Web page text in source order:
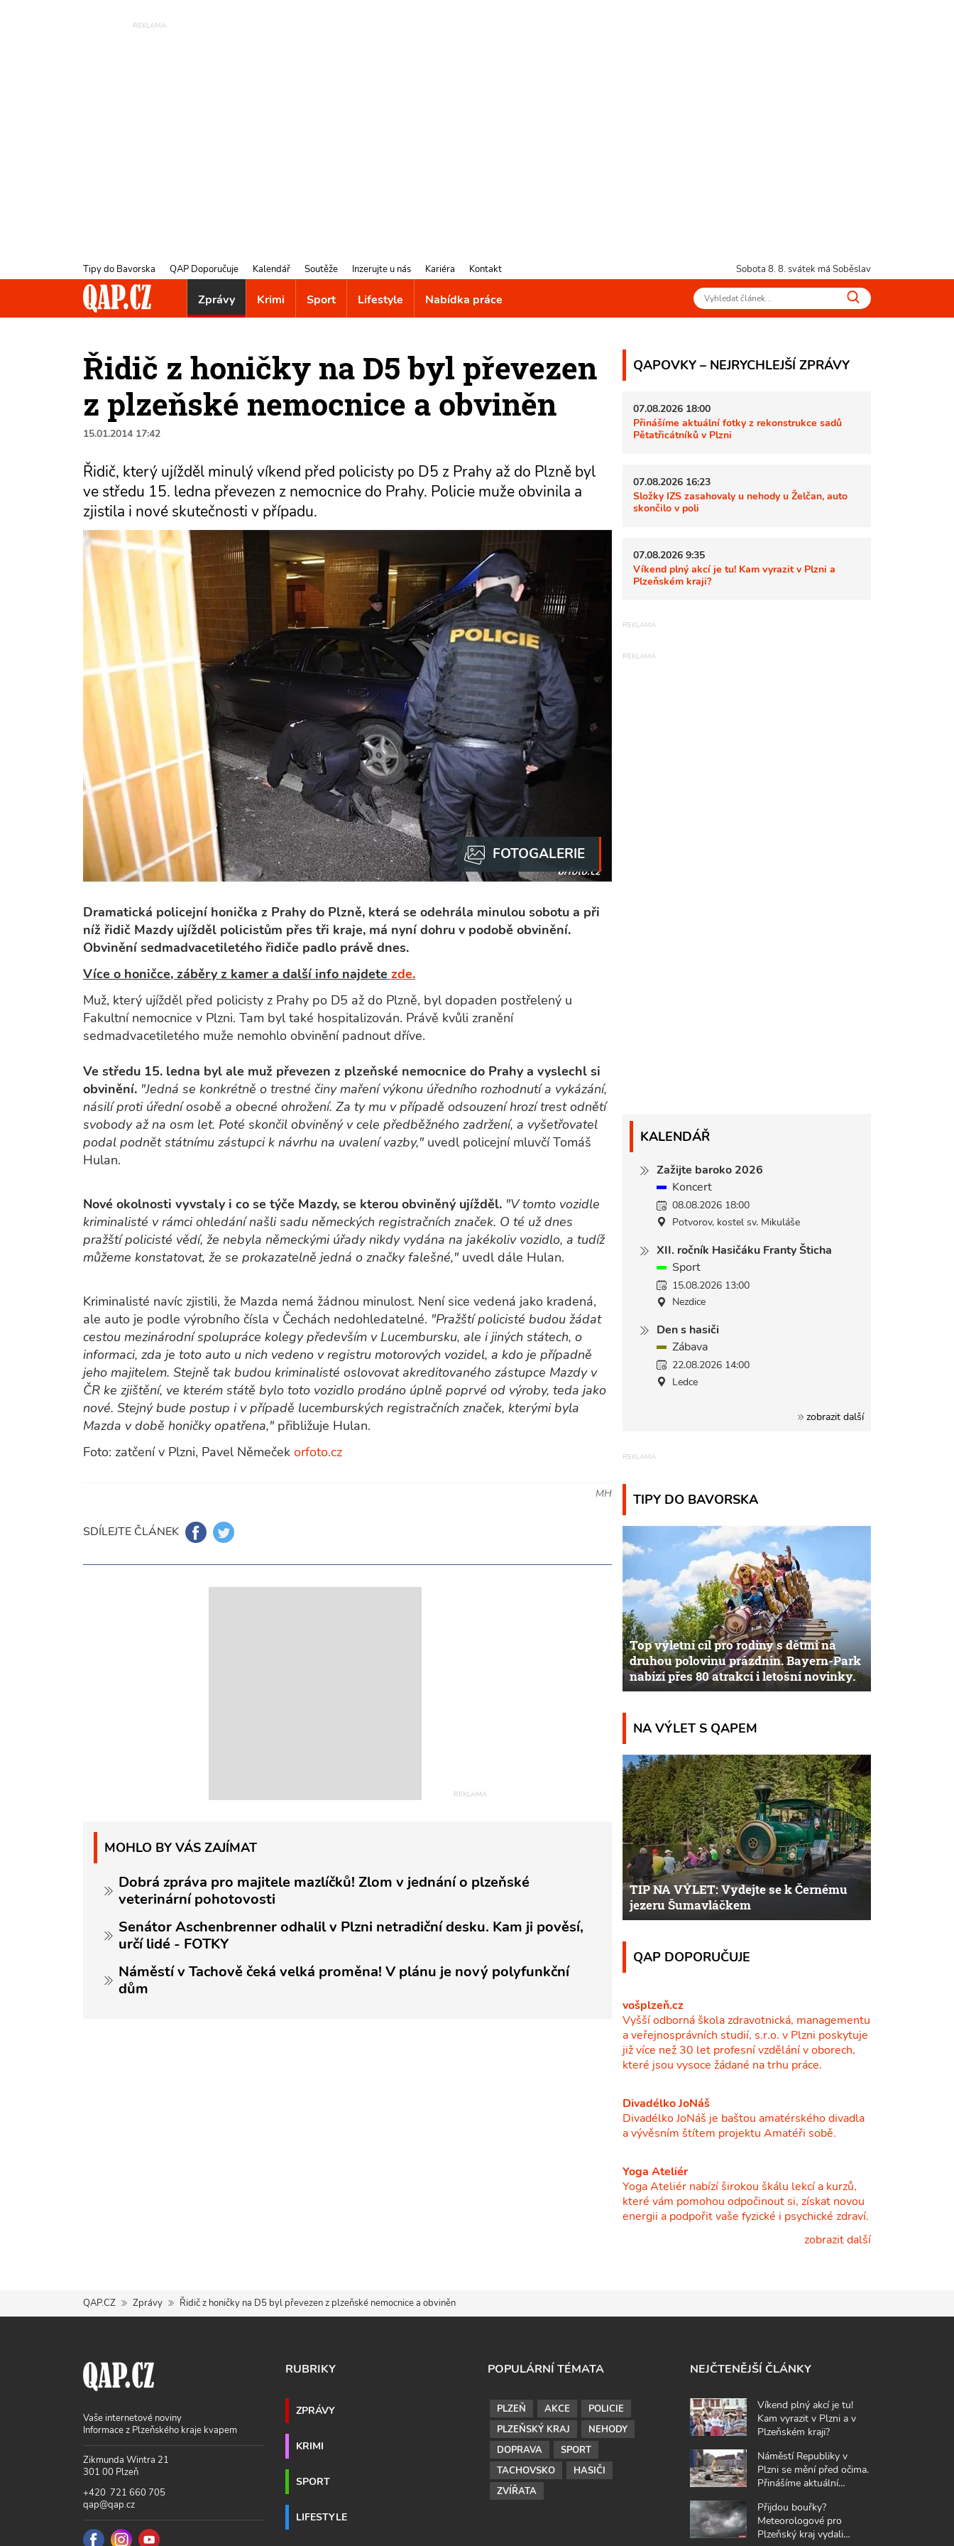
Tipy do Bavorska QAP Doporučuje Kalendář Soutěže Inzerujte u nás Kariéra Kontakt Sobota 8. 8. svátek má Soběslav
Zprávy Krimi Sport Lifestyle Nabídka práce
Řidič z honičky na D5 byl převezen
z plzeňské nemocnice a obviněn
15.01.2014 17:42
Řidič, který ujížděl minulý víkend před policisty po D5 z Prahy až do Plzně byl
ve středu 15. ledna převezen z nemocnice do Prahy. Policie muže obvinila a
zjistila i nové skutečnosti v případu.
Dramatická policejní honička z Prahy do Plzně, která se odehrála minulou sobotu a při
níž řidič Mazdy ujížděl policistům přes tři kraje, má nyní dohru v podobě obvinění.
Obvinění sedmadvacetiletého řidiče padlo právě dnes.
Více o honičce, záběry z kamer a další info najdete zde.
Muž, který ujížděl před policisty z Prahy po D5 až do Plzně, byl dopaden postřelený u
Fakultní nemocnice v Plzni. Tam byl také hospitalizován. Právě kvůli zranění
sedmadvacetiletého muže nemohlo obvinění padnout dříve.
Ve středu 15. ledna byl ale muž převezen z plzeňské nemocnice do Prahy a vyslechl si
obvinění. "Jedná se konkrétně o trestné činy maření výkonu úředního rozhodnutí a vykázání,
násilí proti úřední osobě a obecné ohrožení. Za ty mu v případě odsouzení hrozí trest odnětí
svobody až na osm let. Poté skončil obviněný v cele předběžného zadržení, a vyšetřovatel
podal podnět státnímu zástupci k návrhu na uvalení vazby," uvedl policejní mluvčí Tomáš
Hulan.
Nové okolnosti vyvstaly i co se týče Mazdy, se kterou obviněný ujížděl. "V tomto vozidle
kriminalisté v rámci ohledání našli sadu německých registračních značek. O té už dnes
pražští policisté vědí, že nebyla německými úřady nikdy vydána na jakékoliv vozidlo, a tudíž
můžeme konstatovat, že se prokazatelně jedná o značky falešné," uvedl dále Hulan.
Kriminalisté navíc zjistili, že Mazda nemá žádnou minulost. Není sice vedená jako kradená,
ale auto je podle výrobního čísla v Čechách nedohledatelné. "Pražští policisté budou žádat
cestou mezinárodní spolupráce kolegy především v Lucembursku, ale i jiných státech, o
informaci, zda je toto auto u nich vedeno v registru motorových vozidel, a kdo je případně
jeho majitelem. Stejně tak budou kriminalisté oslovovat akreditovaného zástupce Mazdy v
ČR ke zjištění, ve kterém státě bylo toto vozidlo prodáno úplně poprvé od výroby, teda jako
nové. Stejný bude postup i v případě lucemburských registračních značek, kterými byla
Mazda v době honičky opatřena," přibližuje Hulan.
Foto: zatčení v Plzni, Pavel Němeček orfoto.cz
MH
SDÍLEJTE ČLÁNEK
MOHLO BY VÁS ZAJÍMAT
Dobrá zpráva pro majitele mazlíčků! Zlom v jednání o plzeňské
veterinární pohotovosti
Senátor Aschenbrenner odhalil v Plzni netradiční desku. Kam ji pověsí,
určí lidé - FOTKY
Náměstí v Tachově čeká velká proměna! V plánu je nový polyfunkční
dům
QAPOVKY – NEJRYCHLEJŠÍ ZPRÁVY
07.08.2026 18:00
Přinášíme aktuální fotky z rekonstrukce sadů
Pětatřicátníků v Plzni
07.08.2026 16:23
Složky IZS zasahovaly u nehody u Želčan, auto
skončilo v poli
07.08.2026 9:35
Víkend plný akcí je tu! Kam vyrazit v Plzni a
Plzeňském kraji?
KALENDÁŘ
Zažijte baroko 2026
Koncert
08.08.2026 18:00
Potvorov, kostel sv. Mikuláše
XII. ročník Hasičáku Franty Šticha
Sport
15.08.2026 13:00
Nezdice
Den s hasiči
Zábava
22.08.2026 14:00
Ledce
zobrazit další
TIPY DO BAVORSKA
Top výletní cíl pro rodiny s dětmi na
druhou polovinu prázdnin. Bayern-Park
nabízí přes 80 atrakcí i letošní novinky.
NA VÝLET S QAPEM
TIP NA VÝLET: Vydejte se k Černému
jezeru Šumavláčkem
QAP DOPORUČUJE
vošplzeň.cz
Vyšší odborná škola zdravotnická, managementu
a veřejnosprávních studií, s.r.o. v Plzni poskytuje
již více než 30 let profesní vzdělání v oborech,
které jsou vysoce žádané na trhu práce.
Divadélko JoNáš
Divadélko JoNáš je baštou amatérského divadla
a vývěsním štítem projektu Amatéři sobě.
Yoga Ateliér
Yoga Ateliér nabízí širokou škálu lekcí a kurzů,
které vám pomohou odpočinout si, získat novou
energii a podpořit vaše fyzické i psychické zdraví.
zobrazit další
QAP.CZ Zprávy Řidič z honičky na D5 byl převezen z plzeňské nemocnice a obviněn
Vaše internetové noviny
Informace z Plzeňského kraje kvapem
Zikmunda Wintra 21
301 00 Plzeň
+420 721 660 705
qap@qap.cz
RUBRIKY
ZPRÁVY
KRIMI
SPORT
LIFESTYLE
POPULÁRNÍ TÉMATA
PLZEŇ AKCE
POLICIE
PLZEŇSKÝ KRAJ
NEHODY
DOPRAVA
SPORT
TACHOVSKO
HASIČI
ZVÍŘATA
NEJČTENĚJŠÍ ČLÁNKY
Víkend plný akcí je tu!
Kam vyrazit v Plzni a v
Plzeňském kraji?
Náměstí Republiky v
Plzni se mění před očima.
Přinášíme aktuální
Přijdou bouřky?
Meteorologové pro
Plzeňský kraj vydali